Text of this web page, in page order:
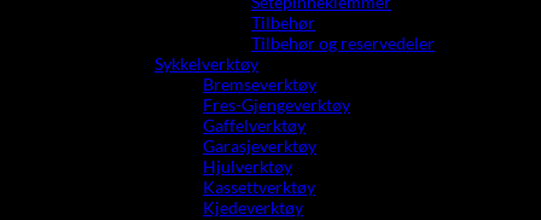
Tilbehør
Tilbehør og reservedeler
Sykkelverktøy
Bremseverktøy
Fres-Gjengeverktøy
Gaffelverktøy
Garasjeverktøy
Hjulverktøy
Kassettverktøy
Kjedeverktøy